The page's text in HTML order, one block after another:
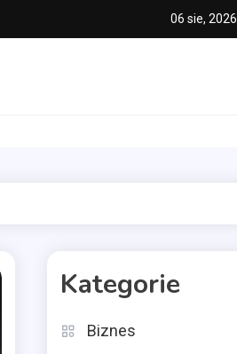
06 sie, 2026
Kategorie
Biznes